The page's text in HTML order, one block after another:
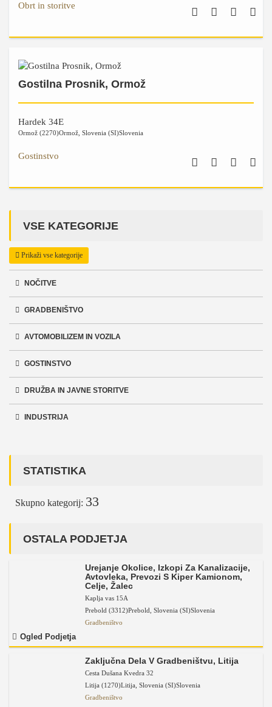
Obrt in storitve
Gostilna Prosnik, Ormož
Hardek 34E
Ormož (2270)Ormož Slovenia (SI)Slovenia
Gostinstvo
VSE KATEGORIJE
Prikaži vse kategorije
NOČITVE
GRADBENIŠTVO
AVTOMOBILIZEM IN VOZILA
GOSTINSTVO
DRUŽBA IN JAVNE STORITVE
INDUSTRIJA
STATISTIKA
Skupno kategorij: 33
OSTALA PODJETJA
Urejanje Okolice, Izkopi Za Kanalizacije,
Avtovleka, Prevozi S Kiper Kamionom,
Celje, Žalec
Kaplja vas 15A
Prebold (3312)Prebold Slovenia (SI)Slovenia
Gradbeništvo
Ogled Podjetja
Zaključna Dela V Gradbeništvu, Litija
Cesta Dušana Kvedra 32
Litija (1270)Litija Slovenia (SI)Slovenia
Gradbeništvo